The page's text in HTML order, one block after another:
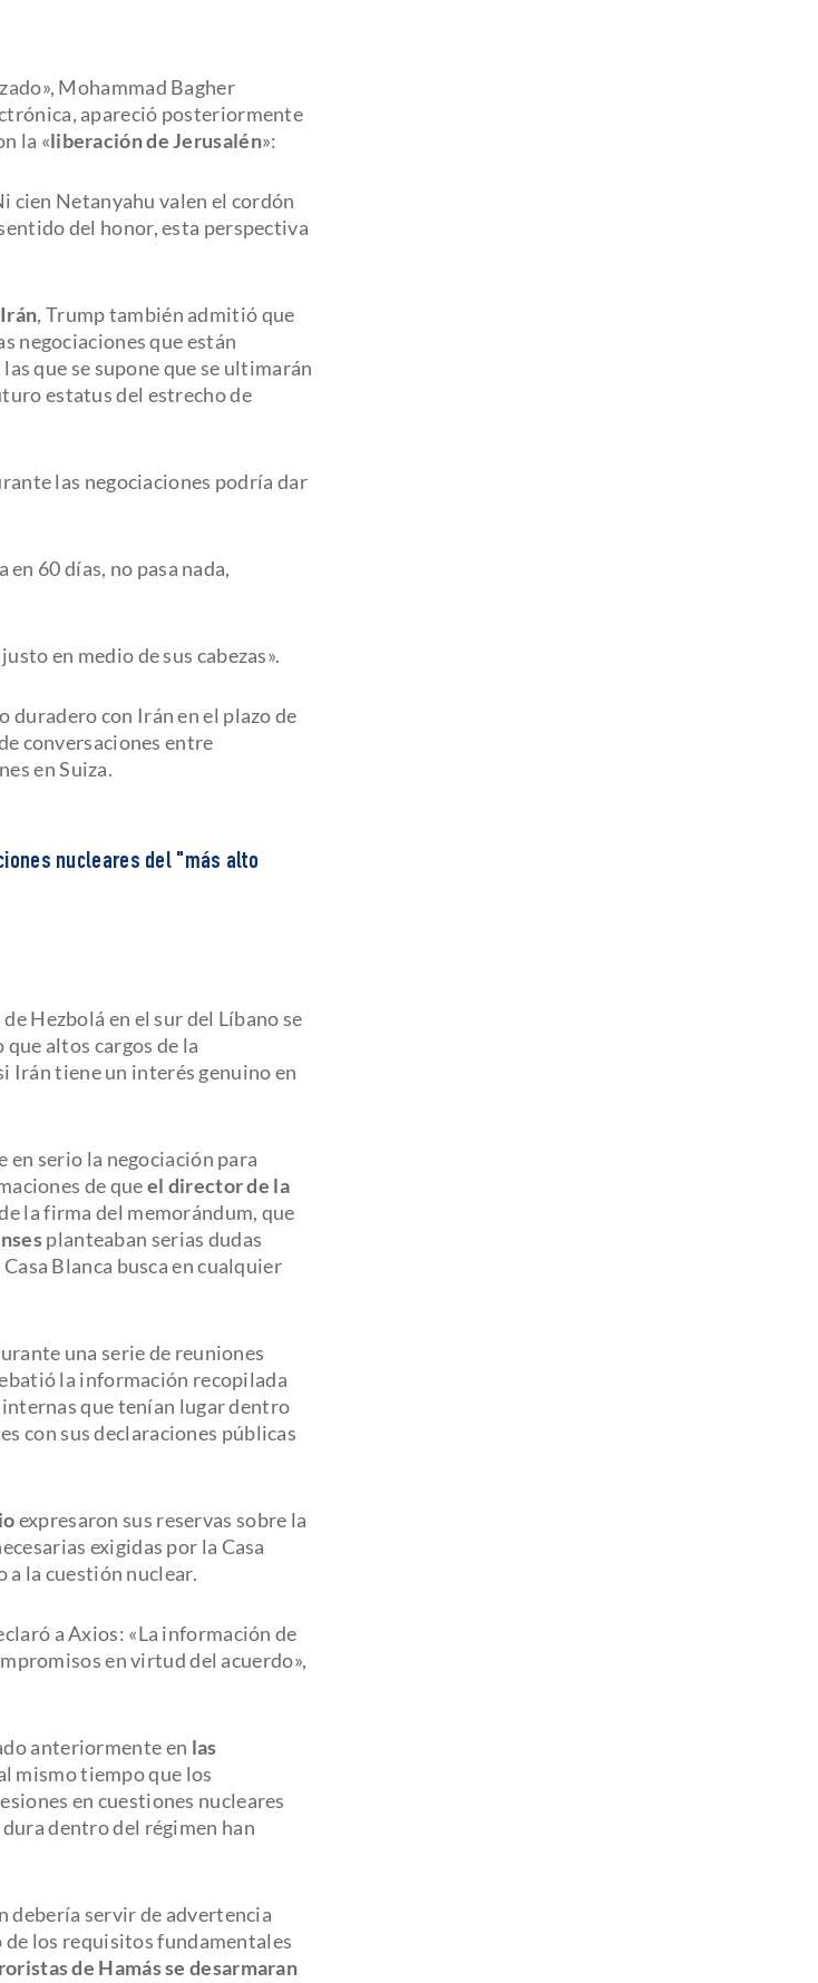
Mohammad Bagher
apareció posteriormente
la «liberación de Jerusalén»:
cien Netanyahu valen el cordón
del honor, esta perspectiva
, Trump también admitió que
negociaciones que están
que se supone que se ultimarán
estatus del estrecho de
las negociaciones podría dar
en 60 días, no pasa nada,
en medio de sus cabezas».
duradero con Irán en el plazo de
conversaciones entre
en Suiza.
nucleares del "más alto
Hezbolá en el sur del Líbano se
altos cargos de la
Irán tiene un interés genuino en
en serio la negociación para
de queel director de la
la firma del memorándum, que
planteaban serias dudas
Blanca busca en cualquier
una serie de reuniones
la información recopilada
que tenían lugar dentro
con sus declaraciones públicas
expresaron sus reservas sobre la
exigidas por la Casa
a la cuestión nuclear.
a Axios: «La información de
en virtud del acuerdo»,
anteriormente en las
mismo tiempo que los
en cuestiones nucleares
dentro del régimen han
debería servir de advertencia
de los requisitos fundamentales
de Hamás se desarmaran